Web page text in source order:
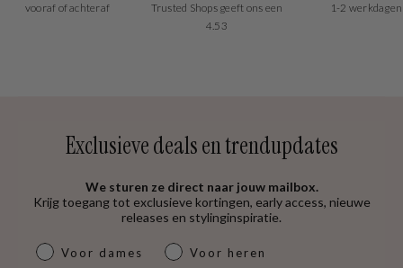
vooraf of achteraf
Trusted Shops geeft ons een
4.53
1-2 werkdagen
Exclusieve deals en trendupdates
We sturen ze direct naar jouw mailbox.
Krijg toegang tot exclusieve kortingen, early access, nieuwe
releases en stylinginspiratie.
dames & heren
Voor dames Voor heren